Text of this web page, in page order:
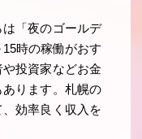
「夜のゴールデ
時の稼働がおす
投資家などお金
ります。札幌の
効率良く収入を